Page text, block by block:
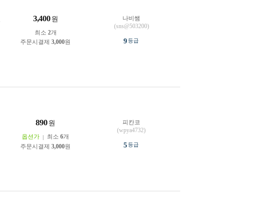
3,400 원
최소 2개
주문시결제 3,000원
나비쌤
(sns@503200)
9등급
890 원
옵션가 최소 6개
주문시결제 3,000원
피칸코
(wpya4732)
5등급